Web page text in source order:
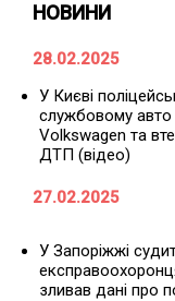
НОВИНИ
28.02.2025
У Києві
службовому авто
Volkswagen та
ДТП (відео)
27.02.2025
У Запоріжжі
зливав дані про